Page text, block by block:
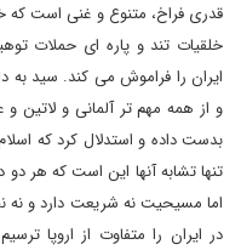
قدری فراخ، متنوع و غنی است که
خلقیات تند و پاره ای حملات
ایران را فراموش می کند. سید به
و از همه مهم تر آلمانی و لاتین
بدست داده و استدلال کرد که
تنها تشابه آنها این است که هر
اما مسیحیت نه شریعت دارد و
در ایران را متفاوت از اروپا